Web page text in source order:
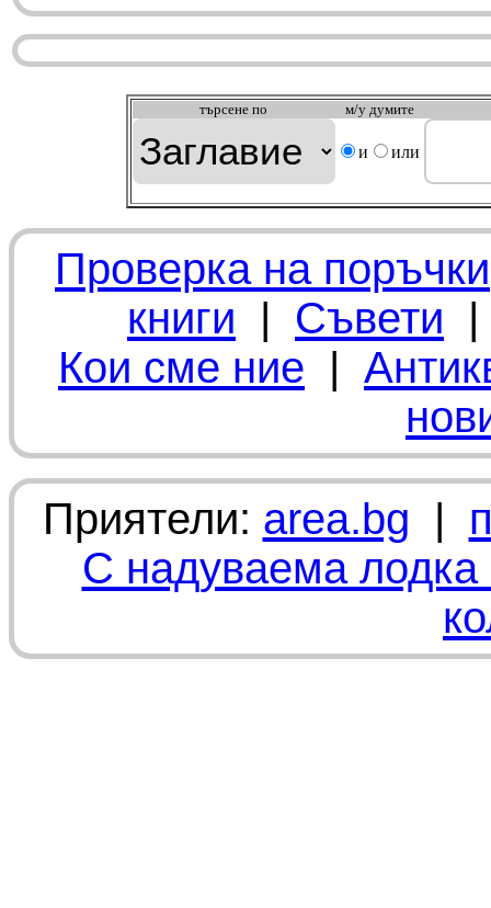
търсeне по м/у думите
и или
Проверка на поръчки
книги | Съвети
Кои сме ние |
Приятели: area.bg |
С надуваема лодка